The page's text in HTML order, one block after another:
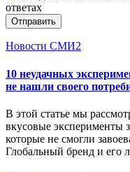
ответах
Отправить
Новости СМИ2
10 неудачных
не нашли своего
В этой статье мы
вкусовые эксперименты
которые не смогли
Глобальный бренд и его